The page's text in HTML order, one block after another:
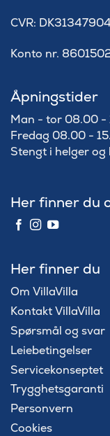
​CVR: DK31347904
Konto nr.
Åpningstider
Man - tor 08.00 -
Fredag 08.00 -
Stengt i helger
Her finner du
Her finner du
Om VillaVilla
Kontakt VillaVilla
Spørsmål og svar
Leiebetingelser
Servicekonseptet
Trygghetsgaranti
Personvern
Cookies